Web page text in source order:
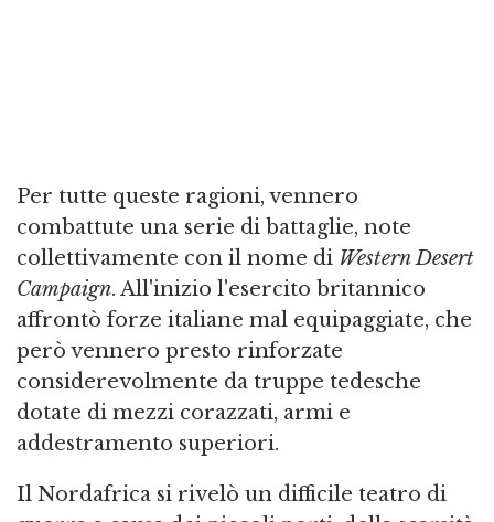
Per tutte queste ragioni, vennero
combattute una serie di battaglie, note
collettivamente con il nome di Western Desert
Campaign. All'inizio l'esercito britannico
affrontò forze italiane mal equipaggiate, che
però vennero presto rinforzate
considerevolmente da truppe tedesche
dotate di mezzi corazzati, armi e
addestramento superiori.
Il Nordafrica si rivelò un difficile teatro di